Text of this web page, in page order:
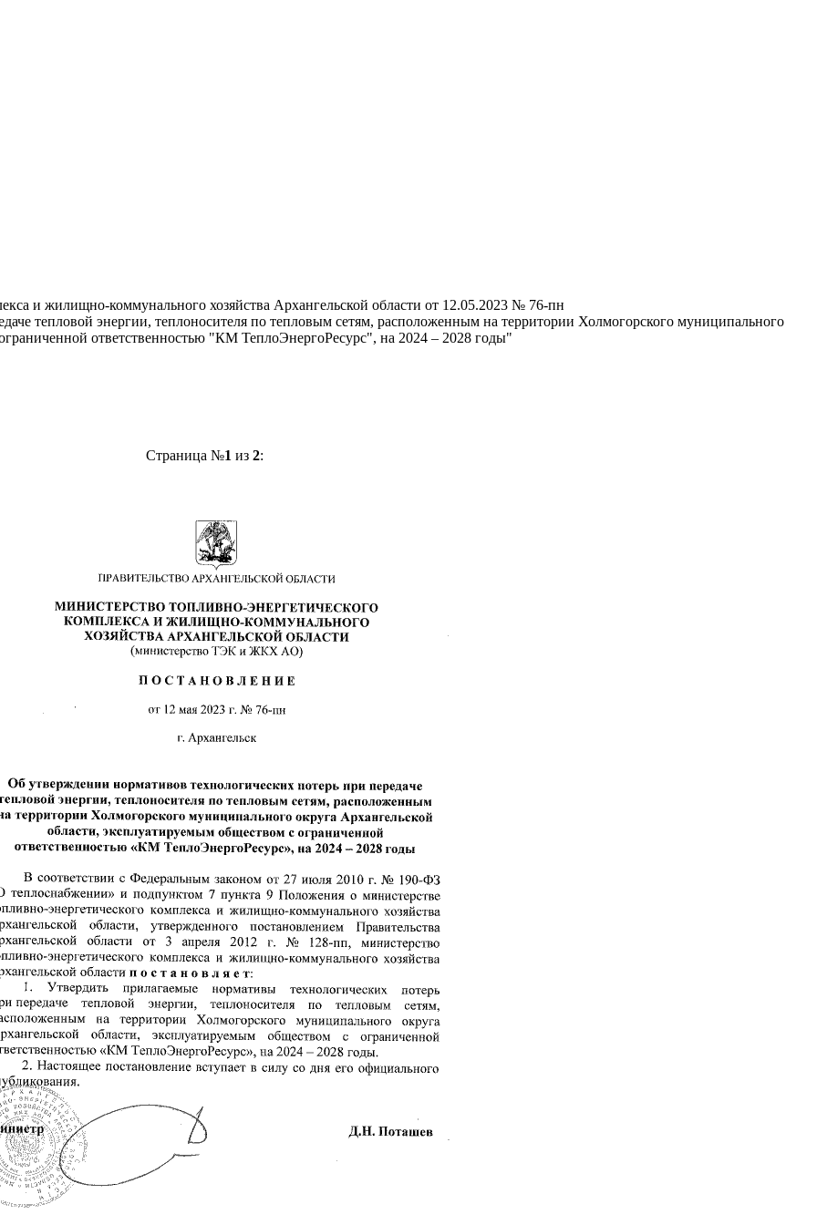
и жилищно-коммунального хозяйства Архангельской области от 12.05.2023 № 76-пн
тепловой энергии, теплоносителя по тепловым сетям, расположенным на территории Холмогорского муниципального
ответственностью "КМ ТеплоЭнергоРесурс", на 2024 – 2028 годы"
Страница №1 из 2: